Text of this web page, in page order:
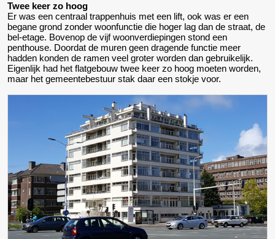
Twee keer zo hoog
Er was een centraal trappenhuis met een lift, ook was er een
begane grond zonder woonfunctie die hoger lag dan de straat, de
bel-etage. Bovenop de vijf woonverdiepingen stond een
penthouse. Doordat de muren geen dragende functie meer
hadden konden de ramen veel groter worden dan gebruikelijk.
Eigenlijk had het flatgebouw twee keer zo hoog moeten worden,
maar het gemeentebestuur stak daar een stokje voor.